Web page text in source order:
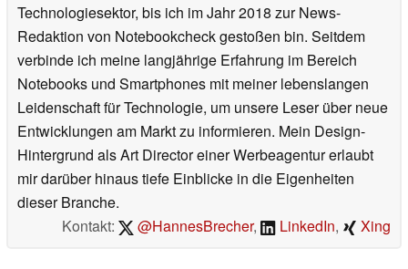
Technologiesektor, bis ich im Jahr 2018 zur News-
Redaktion von Notebookcheck gestoßen bin. Seitdem
verbinde ich meine langjährige Erfahrung im Bereich
Notebooks und Smartphones mit meiner lebenslangen
Leidenschaft für Technologie, um unsere Leser über neue
Entwicklungen am Markt zu informieren. Mein Design-
Hintergrund als Art Director einer Werbeagentur erlaubt
mir darüber hinaus tiefe Einblicke in die Eigenheiten
dieser Branche.
Kontakt:
@HannesBrecher, LinkedIn, Xing